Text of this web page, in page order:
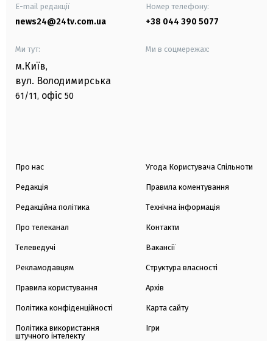
E-mail редакції
news24@24tv.com.ua
Номер телефону:
+38 044 390 5077
Ми тут:
м.Київ,
вул. Володимирська
61/11, офіс 50
Ми в соцмережах:
Про нас
Редакція
Редакційна політика
Про телеканал
Телеведучі
Рекламодавцям
Правила користування
Політика конфіденційності
Політика використання
штучного інтелекту
Угода Користувача Спільноти
Правила коментування
Технічна інформація
Контакти
Вакансії
Структура власності
Архів
Карта сайту
Ігри